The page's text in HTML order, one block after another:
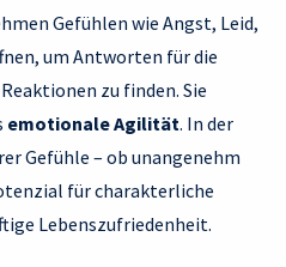
Gefühlen wie Angst, Leid,
um Antworten für die
zu finden. Sie
emotionale Agilität. In der
Gefühle – ob unangenehm
für charakterliche
Lebenszufriedenheit.